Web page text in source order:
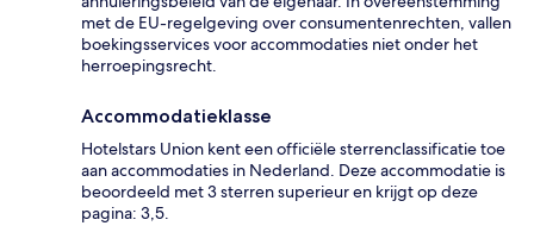
met de EU-regelgeving over consumentenrechten, vallen
boekingsservices voor accommodaties niet onder het
herroepingsrecht.
Accommodatieklasse
Hotelstars Union kent een officiële sterrenclassificatie toe
aan accommodaties in Nederland. Deze accommodatie is
beoordeeld met 3 sterren superieur en krijgt op deze
pagina: 3,5.